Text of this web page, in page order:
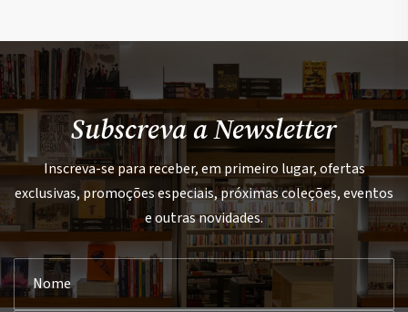
Subscreva a Newsletter
Inscreva-se para receber, em primeiro lugar, ofertas
exclusivas, promoções especiais, próximas coleções, eventos
e outras novidades.